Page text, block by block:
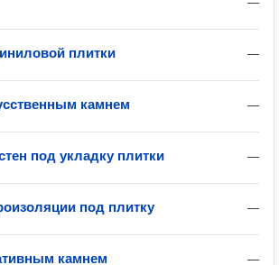
—
плитки
—
камнем
—
под укладку плитки
—
под плитку
—
камнем